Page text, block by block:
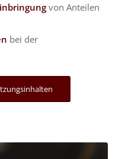
von Anteilen
bei der